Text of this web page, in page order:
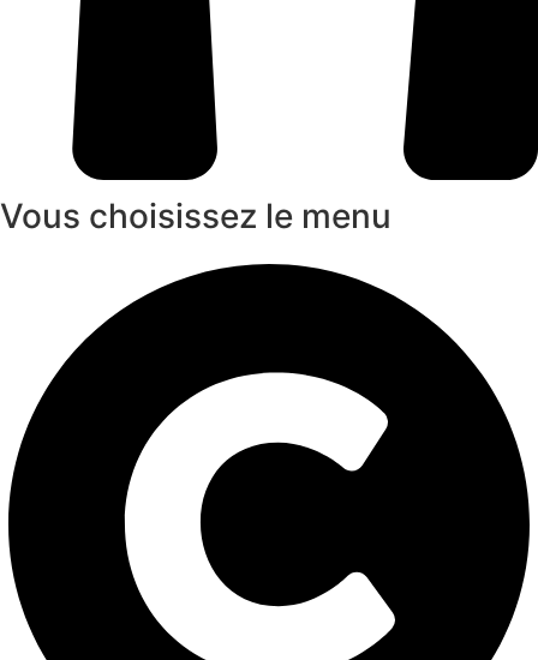
Vous choisissez le menu